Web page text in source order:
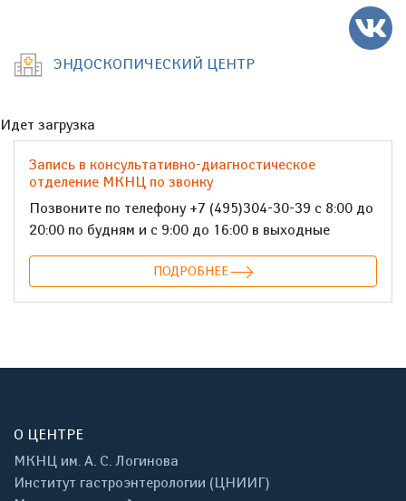
ЭНДОСКОПИЧЕСКИЙ ЦЕНТР
Идет загрузка
Запись в консультативно-диагностическое
отделение МКНЦ по звонку
Позвоните по телефону +7 (495)304-30-39 с 8:00 до
20:00 по будням и с 9:00 до 16:00 в выходные
ПОДРОБНЕЕ
О ЦЕНТРЕ
МКНЦ им. А. С. Логинова
Институт гастроэнтерологии (ЦНИИГ)